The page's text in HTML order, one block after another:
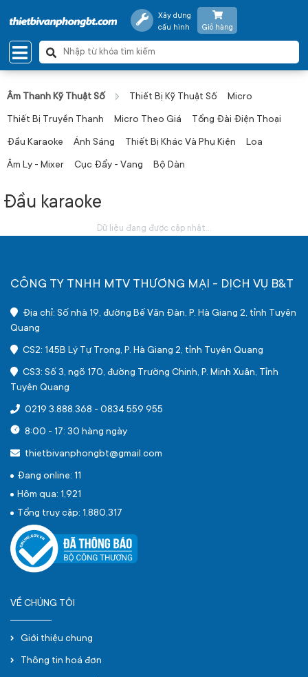
Xây dựng
cấu hình
Giỏ hàng
Âm Thanh Kỹ Thuật Số Thiết Bị Kỹ Thuật Số Micro
Thiết Bị Truyền Thanh Micro Theo Giá Tổng Đài Điện Thoại
Đầu Karaoke Ánh Sáng Thiết Bị Khác Và Phụ Kiện Loa
Âm Ly - Mixer Cục Đẩy - Vang Bộ Dàn
Đầu karaoke
Dữ liệu đang được cập nhật...
CÔNG TY TNHH MTV THƯƠNG MẠI - DỊCH VỤ B&T
Địa chỉ: Số nhà 19, đường Bế Văn Đàn, P. Hà Giang 2, tỉnh Tuyên
Quang
CS2: 145B Lý Tự Trọng, P. Hà Giang 2, tỉnh Tuyên Quang
CS3: Số 3, ngõ 170, đường Trường Chinh, P. Minh Xuân, Tỉnh
Tuyên Quang
0219 3.888.368 - 0834 559 955
8:00 - 17: 30 hàng ngày
thietbivanphongbt@gmail.com
Đang online: 11
Hôm qua: 1,921
Tổng truy cập: 1,880,317
VỀ CHÚNG TÔI
Giới thiệu chung
Thông tin hoá đơn